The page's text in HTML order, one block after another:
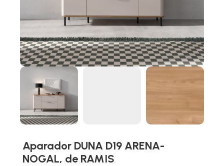
Aparador DUNA D19 ARENA-
NOGAL, de RAMIS